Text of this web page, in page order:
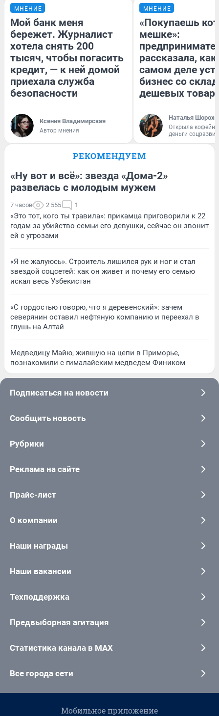
МНЕНИЕ
Мой банк меня
бережет. Журналист
хотела снять 200
тысяч, чтобы погасить
кредит, — к ней домой
приехала служба
безопасности
Ксения Владимирская
Автор мнения
МНЕНИЕ
«Покупаешь
мешке»:
рассказала, как
самом деле
бизнес со
дешевых
Наталья
Открыла
деньги
РЕКОМЕНДУЕМ
«Ну вот и всё»: звезда «Дома-2»
развелась с молодым мужем
7 часов 2 555 1
«Это тот, кого ты травила»: прикамца приговорили к 22
годам за убийство семьи его девушки, сейчас он звонит
ей с угрозами
«Я не жалуюсь». Строитель лишился рук и ног и стал
звездой соцсетей: как он живет и почему его семью
искал весь Узбекистан
«С гордостью говорю, что я деревенский»: зачем
северянин оставил нефтяную компанию и переехал в
глушь на Алтай
Медведицу Майю, жившую на цепи в Приморье,
познакомили с гималайским медведем Фиником
Подписаться на новости
Сообщить новость
Рубрики
Реклама на сайте
Прайс-лист
О компании
Наши награды
Наши вакансии
Техподдержка
Предвыборная агитация
Статистика канала в MAX
Все города сети
Мобильное приложение